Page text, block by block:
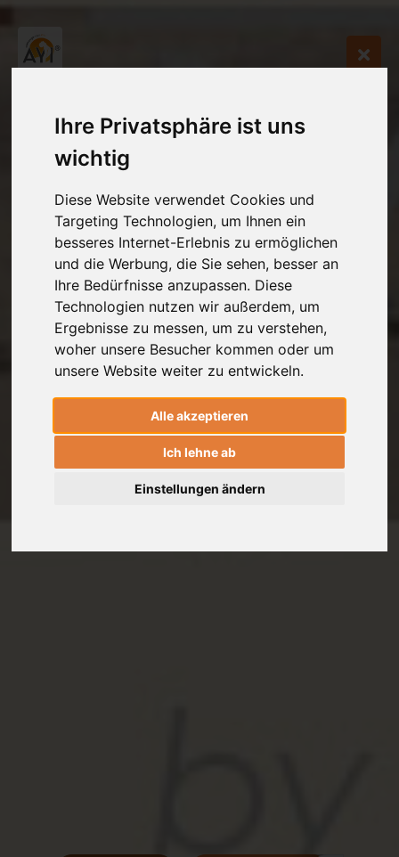
Ihre Privatsphäre ist uns
wichtig
Diese Website verwendet Cookies und
Targeting Technologien, um Ihnen ein
besseres Internet-Erlebnis zu ermöglichen
und die Werbung, die Sie sehen, besser an
Ihre Bedürfnisse anzupassen. Diese
Technologien nutzen wir außerdem, um
Ergebnisse zu messen, um zu verstehen,
woher unsere Besucher kommen oder um
unsere Website weiter zu entwickeln.
Alle akzeptieren
Ich lehne ab
Einstellungen ändern